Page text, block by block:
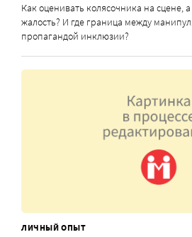
Как оценивать колясочника на сцене,
жалость? И где граница между
пропагандой инклюзии?
ЛИЧНЫЙ ОПЫТ